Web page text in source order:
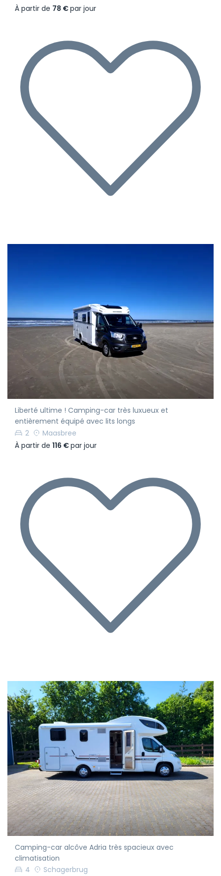
À partir de 78 €par jour
Liberté ultime ! Camping-car très luxueux et
entièrement équipé avec lits longs
2
Maasbree
À partir de 116 €par jour
Camping-car alcôve Adria très spacieux avec
climatisation
4
Schagerbrug